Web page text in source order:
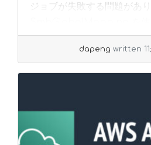
ジョブが失敗する問題があり
ョン共通のドライブ割り当
クリプトを修正せずに解決
dapeng written